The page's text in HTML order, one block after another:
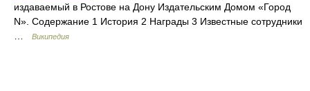
издаваемый в Ростове на Дону Издательским Домом «Город
N». Содержание 1 История 2 Награды 3 Известные сотрудники
Википедия